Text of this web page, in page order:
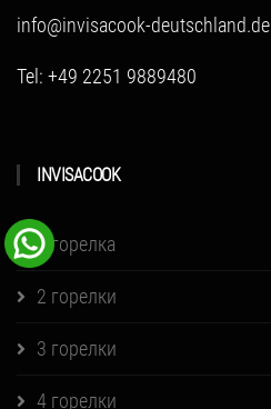
info@invisacook-deutschland.de
Tel: +49 2251 9889480
INVISACOOK
1 горелка
2 горелки
3 горелки
4 горелки